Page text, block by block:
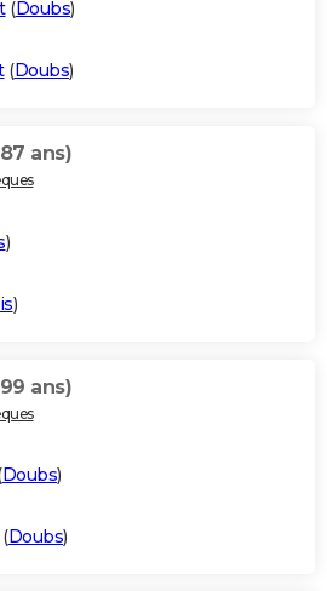
(Doubs)
(Doubs)
ans)
)
)
ans)
Doubs)
(Doubs)